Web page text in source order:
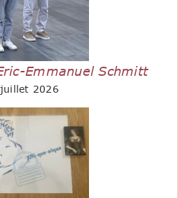
Emmanuel Schmitt
2026